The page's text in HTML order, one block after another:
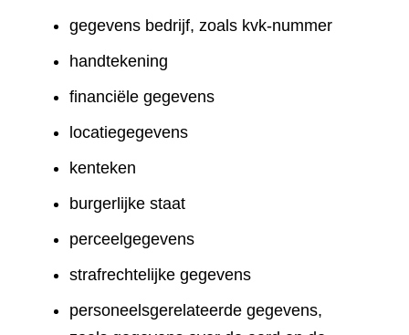
gegevens bedrijf, zoals kvk-nummer
handtekening
financiële gegevens
locatiegegevens
kenteken
burgerlijke staat
perceelgegevens
strafrechtelijke gegevens
personeelsgerelateerde gegevens,